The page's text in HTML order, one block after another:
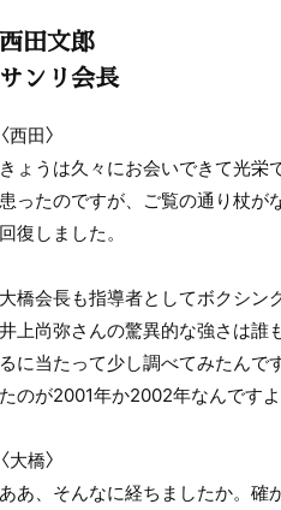
西田文郎
サンリ会長
〈西田〉
きょうは久々にお会いできて光
患ったのですが、ご覧の通り杖が
回復しました。
大橋会長も指導者としてボクシン
井上尚弥さんの驚異的な強さは誰
るに当たって少し調べてみたんで
たのが2001年か2002年なんですよ
〈大橋〉
ああ、そんなに経ちましたか。確